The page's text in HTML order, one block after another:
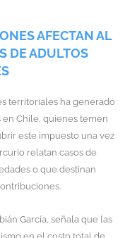
AFECTAN AL
DE ADULTOS
territoriales ha generado
Chile, quienes temen
este impuesto una vez
relatan casos de
o que destinan
García, señala que las